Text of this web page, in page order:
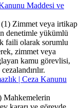
Maddesi ve
Zimmet veya irtikap
denetimle yükümlü
faili olarak sorumlu
zimmet veya
kamu görevlisi,
| Ceza Kanunu